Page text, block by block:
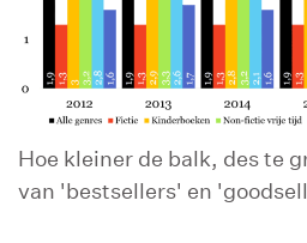
Hoe kleiner de balk, des te
van 'bestsellers' en